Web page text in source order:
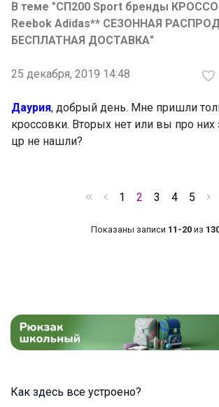
В теме "СП200 Sport бренды
Reebok Adidas** СЕЗОННАЯ
БЕСПЛАТНАЯ ДОСТАВКА"
25 декабря, 2019 14:48
Даурия, добрый день. Мне пришли
кроссовки. Вторых нет или вы про
цр не нашли?
1 2 3 4 5
Показаны записи 11-20 из
Как здесь все устроено?